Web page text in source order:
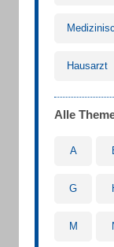
Hausarzt
Alle
A
G
M